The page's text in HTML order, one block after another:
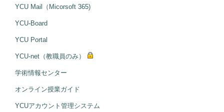
YCU Mail（Micorsoft 365)
YCU-Board
YCU Portal
YCU-net（教職員のみ）
学術情報センター
オンライン授業ガイド
YCUアカウント管理システム